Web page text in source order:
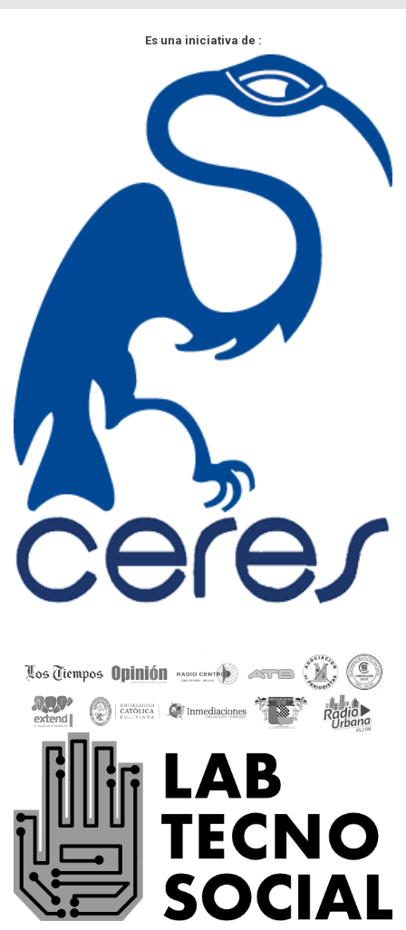
Es una iniciativa de :